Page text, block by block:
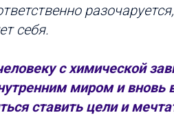
себя.
с химической
миром и вновь
ставить цели и